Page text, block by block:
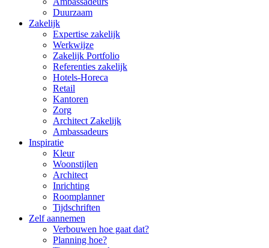
Duurzaam
Zakelijk
Expertise zakelijk
Werkwijze
Zakelijk Portfolio
Referenties zakelijk
Hotels-Horeca
Retail
Kantoren
Zorg
Architect Zakelijk
Ambassadeurs
Inspiratie
Kleur
Woonstijlen
Architect
Inrichting
Roomplanner
Tijdschriften
Zelf aannemen
Verbouwen hoe gaat dat?
Planning hoe?